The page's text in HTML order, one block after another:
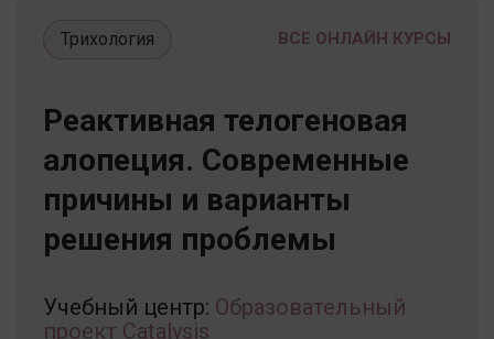
ВСЕ ОНЛАЙН КУРСЫ
Трихология
Реактивная телогеновая
алопеция. Современные
причины и варианты
решения проблемы
Учебный центр: Образовательный
проект Catalysis